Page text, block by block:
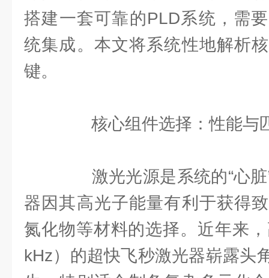
搭建一套可靠的PLD系统，需
统集成。本文将系统性地解析
键。
核心组件选择：性能与
激光光源是系统的“心脏
器因其高光子能量有利于获得
氮化物等材料的选择。近年来
kHz）的超快飞秒激光器崭露头